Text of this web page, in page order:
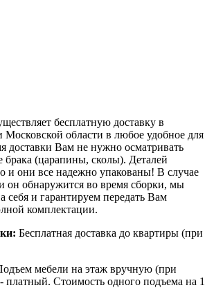
бесплатную доставку в
области в любое удобное для
доставки Вам не нужно осматривать
брака (царапины, сколы). Деталей
и они все надежно упакованы! В случае
он обнаружится во время сборки, мы
себя и гарантируем передать Вам
комплектации.
Бесплатная доставка до квартиры (при
мебели на этаж вручную (при
платный. Стоимость одного подъема на 1